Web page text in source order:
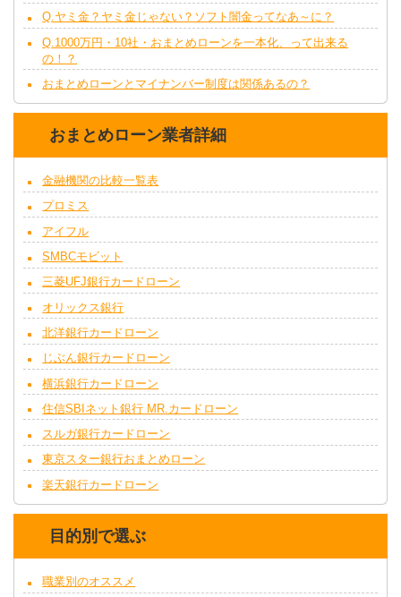
Q.ヤミ金？ヤミ金じゃない？ソフト闇金ってなあ～に？
Q.1000万円・10社・おまとめローンを一本化、って出来る
の！？
おまとめローンとマイナンバー制度は関係あるの？
おまとめローン業者詳細
金融機関の比較一覧表
プロミス
アイフル
SMBCモビット
三菱UFJ銀行カードローン
オリックス銀行
北洋銀行カードローン
じぶん銀行カードローン
横浜銀行カードローン
住信SBIネット銀行 MR.カードローン
スルガ銀行カードローン
東京スター銀行おまとめローン
楽天銀行カードローン
目的別で選ぶ
職業別のオススメ